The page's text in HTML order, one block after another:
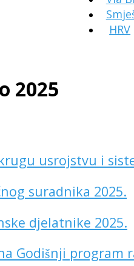
HRV
2025
usrojstvu i
suradnika 2025.
djelatnike 2025.
Godišnji program